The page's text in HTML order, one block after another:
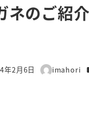
ネのご紹
年2月6日
著
imahori